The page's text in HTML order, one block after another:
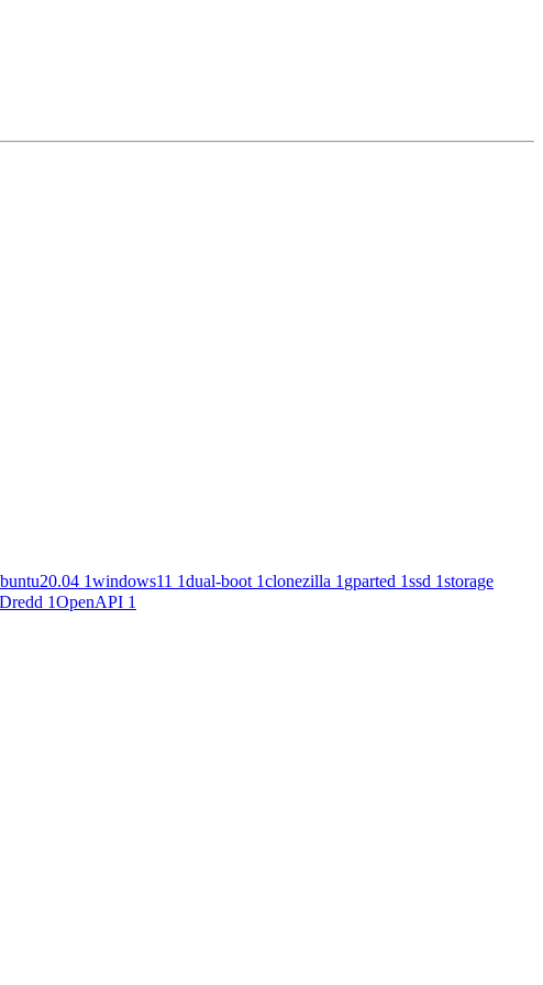
1windows11 1dual-boot 1clonezilla 1 gparted 1ssd 1storage
Dredd 1OpenAPI 1